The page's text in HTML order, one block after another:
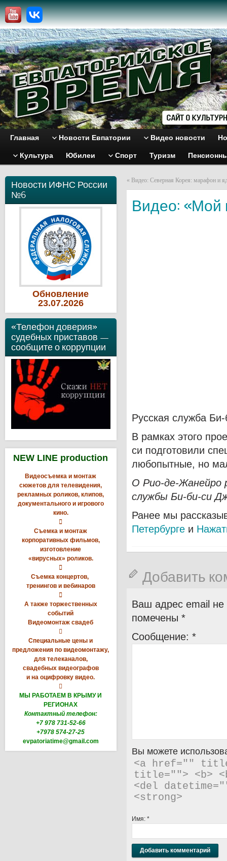
Главная Новости Евпатории Видео новости
Культура Юбилеи Спорт Туризм
Новости ИФНС России
№6
Обновление
23.07.2026
«Телефон доверия»
судебных приставов —
сообщите о коррупции
NEW LINE production
Видеосъемка и монтаж
сюжетов для телевидения,
рекламных роликов, клипов,
документального и игрового
кино.

Съемка и монтаж
корпоративных фильмов,
изготовление
«вирусных» роликов.

Съемка концертов,
тренингов и вебинаров

А также торжественных
событий
Видеомонтаж свадеб

Специальные цены и
предложения по видеомонтажу,
для телеканалов,
свадебных видеографов
и на оцифровку видео.

МЫ РАБОТАЕМ В КРЫМУ И
РЕГИОНАХ
Контактный телефон:
+7 978 731-52-66
+7978 574-27-25
evpatoriatime@gmail.com
« Видео: Северная Корея: марафон и
Видео:
Русская служба
В рамках этого
си подготовили
любопытные, но
О Рио-де-Жанейро
службы Би-би-си
Ранее мы
Петербурге и
Добавить
Ваш адрес email не
помечены *
Сообщение: *
Вы можете
<a href=""
title=""> <b>
<del
<strong>
Имя: *